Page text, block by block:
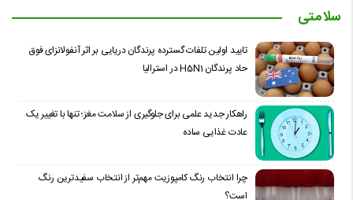
سلامتی
تایید اولین تلفات گسترده پرندگان دریایی بر اثر آنفولانزای فوق
حاد پرندگان H5N1 در استرالیا
راهکار جدید علمی برای جلوگیری از سلامت مغز؛ تنها با تغییر یک
عادت غذایی ساده
چرا انتخاب رنگ کامپوزیت مهم‌تر از انتخاب سفیدترین رنگ
است؟